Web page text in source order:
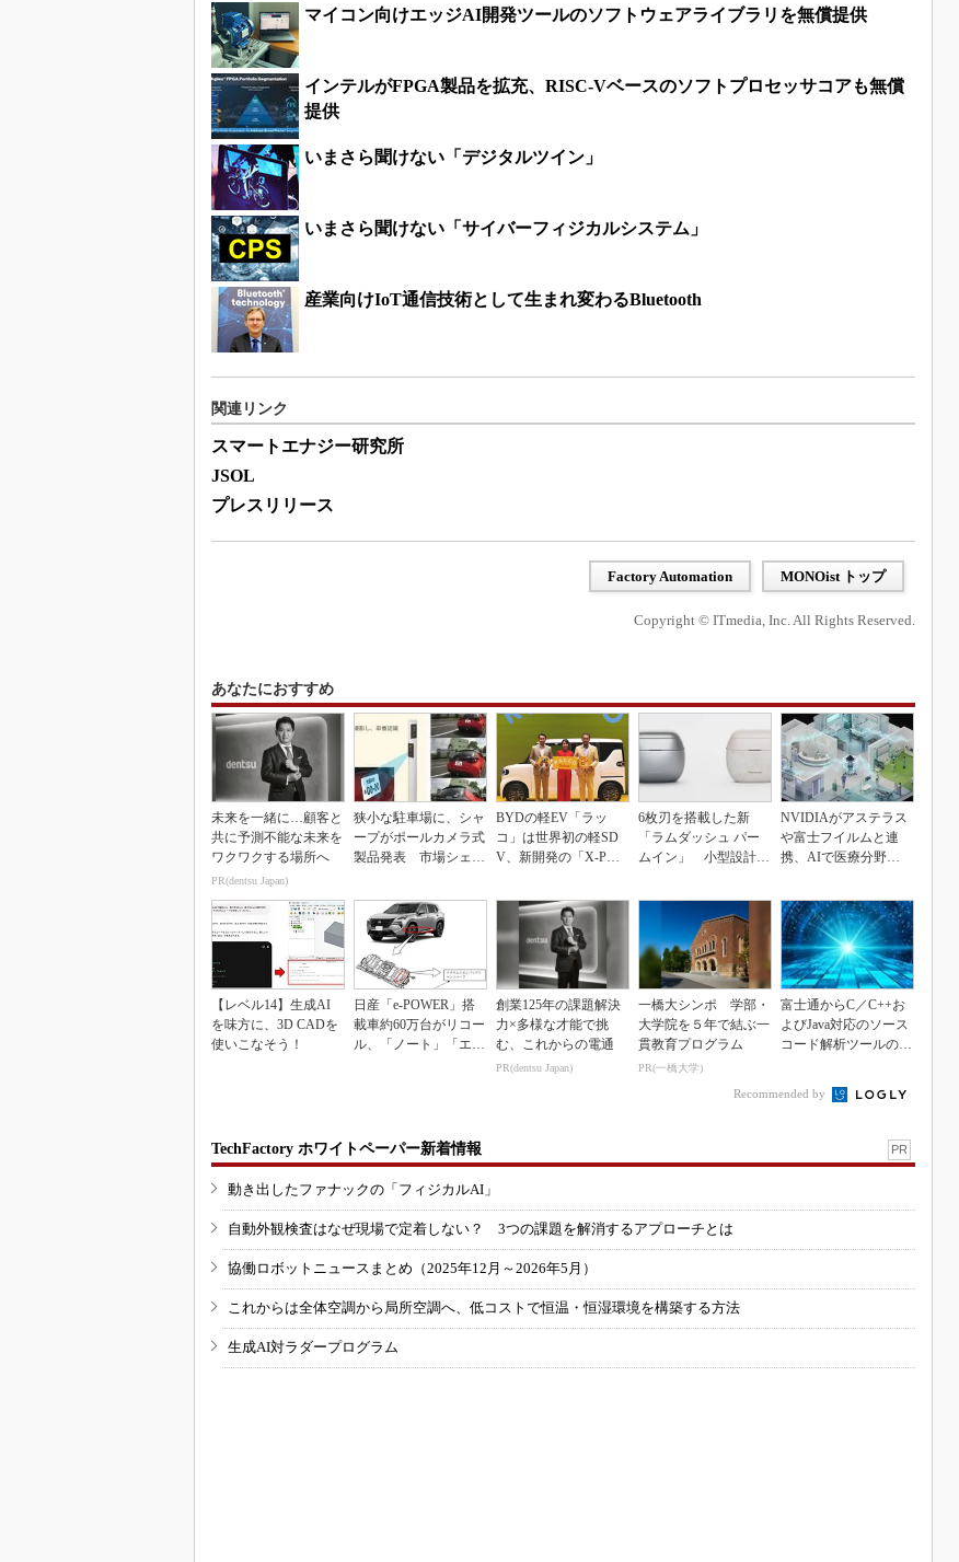
マイコン向けエッジAI開発ツールのソフトウェアライブラリを無償提供
インテルがFPGA製品を拡充、RISC-Vベースのソフトプロセッサコアも無償
提供
いまさら聞けない「デジタルツイン」
いまさら聞けない「サイバーフィジカルシステム」
産業向けIoT通信技術として生まれ変わるBluetooth
関連リンク
スマートエナジー研究所
JSOL
プレスリリース
Factory Automation MONOist トップ
Copyright © ITmedia, Inc. All Rights Reserved.
あなたにおすすめ
未来を一緒に…顧客と
共に予測不能な未来を
ワクワクする場所へ
PR(dentsu Japan)
狭小な駐車場に、シャ
ープがポールカメラ式
製品発表 市場シェア
BYDの軽EV「ラッ
コ」は世界初の軽SD
V、新開発の「X-PAC
6枚刃を搭載した新
「ラムダッシュ パー
ムイン」 小型設計と
NVIDIAがアステラス
や富士フイルムと連
携、AIで医療分野支
【レベル14】生成AI
を味方に、3D CADを
使いこなそう！
日産「e-POWER」搭
載車約60万台がリコー
ル、「ノート」「エク
創業125年の課題解決
力×多様な才能で挑
む、これからの電通
PR(dentsu Japan)
一橋大シンポ 学部・
大学院を５年で結ぶ一
貫教育プログラム
PR(一橋大学)
富士通からC／C++お
よびJava対応のソース
コード解析ツールの資
Recommended by
TechFactory ホワイトペーパー新着情報 PR
動き出したファナックの「フィジカルAI」
自動外観検査はなぜ現場で定着しない？ 3つの課題を解消するアプローチとは
協働ロボットニュースまとめ（2025年12月～2026年5月）
これからは全体空調から局所空調へ、低コストで恒温・恒湿環境を構築する方法
生成AI対ラダープログラム